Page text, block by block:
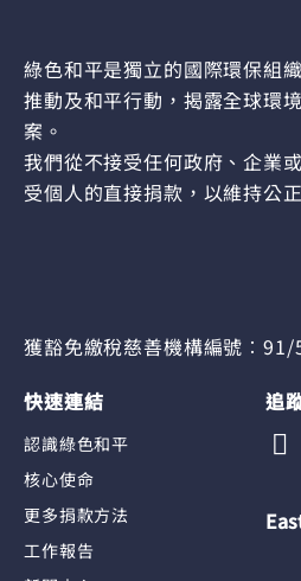
綠色和平是獨立的國際環保組
推動及和平行動，揭露全球環
案。
我們從不接受任何政府、企業
受個人的直接捐款，以維持公
獲豁免繳稅慈善機構編號︰91/
快速連結
認識綠色和平
核心使命
更多捐款方法
工作報告
追